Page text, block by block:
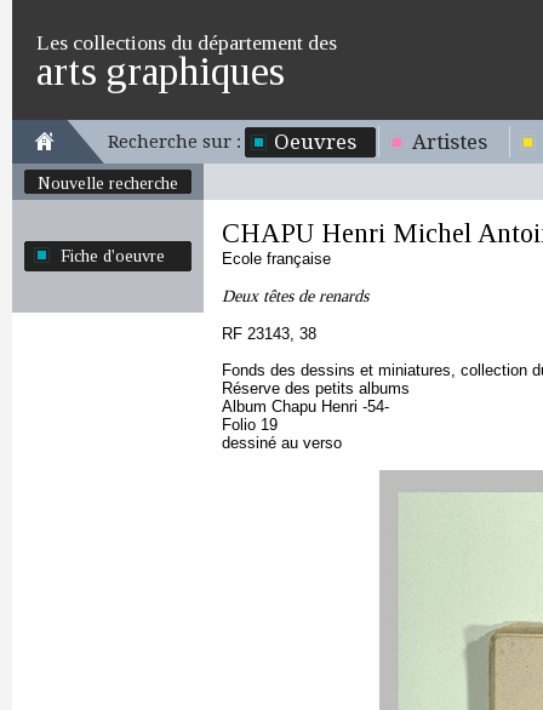
Les collections du département des
arts graphiques
Recherche sur : Oeuvres Artistes
Nouvelle recherche
Fiche d'oeuvre
CHAPU Henri Michel
Ecole française
Deux têtes de renards
RF 23143, 38
Fonds des dessins et miniatures, collection
Réserve des petits albums
Album Chapu Henri -54-
Folio 19
dessiné au verso